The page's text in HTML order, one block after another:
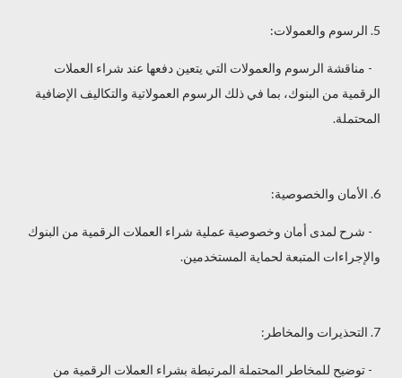
5. الرسوم والعمولات:
- مناقشة الرسوم والعمولات التي يتعين دفعها عند شراء العملات
الرقمية من البنوك، بما في ذلك الرسوم العمولاتية والتكاليف الإضافية
المحتملة.
6. الأمان والخصوصية:
- شرح لمدى أمان وخصوصية عملية شراء العملات الرقمية من البنوك
والإجراءات المتبعة لحماية المستخدمين.
7. التحذيرات والمخاطر:
- توضيح للمخاطر المحتملة المرتبطة بشراء العملات الرقمية من